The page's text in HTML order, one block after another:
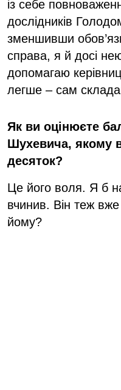
із себе
дослідників
зменшивши
справа, я й досі
допомагаю
легше – сам
Як ви оцінюєте
Шухевича, якому
десяток?
Це його воля. Я б
вчинив. Він теж
йому?